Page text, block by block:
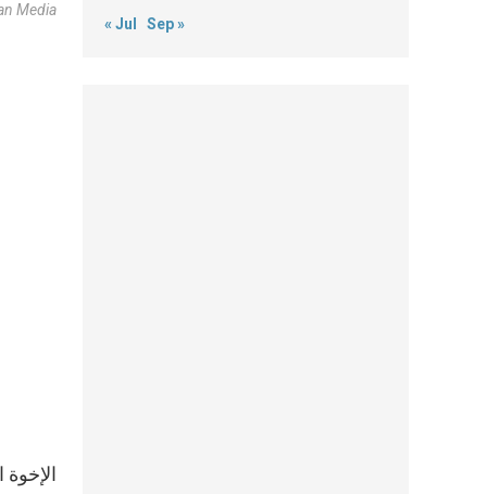
Media
الإخوة
« Jul Sep »